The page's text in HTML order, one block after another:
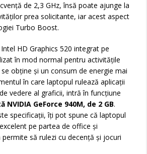
de 2,3 GHz, însă poate ajunge la
prea solicitante, iar acest aspect
Turbo Boost.
HD Graphics 520 integrat pe
în mod normal pentru activitățile
obține și un consum de energie mai
în care laptopul rulează aplicații
vedere al graficii, intră în funcțiune
NVIDIA GeForce 940M, de 2 GB.
specificații, îți pot spune că laptopul
pe partea de office și
să rulezi cu decență și jocuri